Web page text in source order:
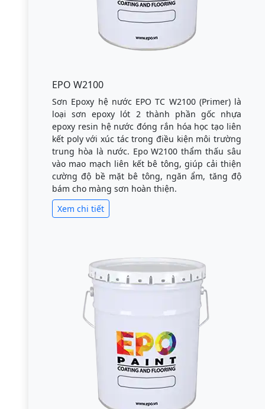
EPO W2100
Sơn Epoxy hệ nước EPO TC W2100 (Primer) là
loại sơn epoxy lót 2 thành phần gốc nhựa
epoxy resin hệ nước đóng rắn hóa học tạo liên
kết poly với xúc tác trong điều kiện môi trường
trung hòa là nước. Epo W2100 thẩm thấu sâu
vào mao mạch liên kết bê tông, giúp cải thiện
cường độ bề mặt bê tông, ngăn ẩm, tăng độ
bám cho màng sơn hoàn thiện.
Xem chi tiết